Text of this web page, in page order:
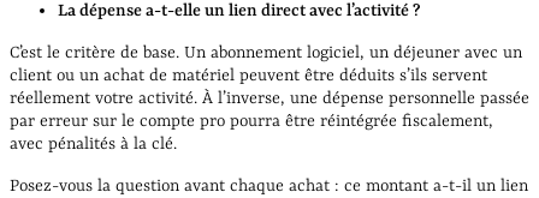
La dépense a-t-elle un lien direct avec l’activité ?
C’est le critère de base. Un abonnement logiciel, un déjeuner avec un
client ou un achat de matériel peuvent être déduits s’ils servent
réellement votre activité. À l’inverse, une dépense personnelle passée
par erreur sur le compte pro pourra être réintégrée fiscalement,
avec pénalités à la clé.
Posez-vous la question avant chaque achat : ce montant a-t-il un lien